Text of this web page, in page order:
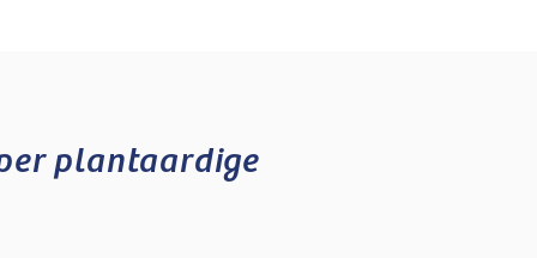
plantaardige